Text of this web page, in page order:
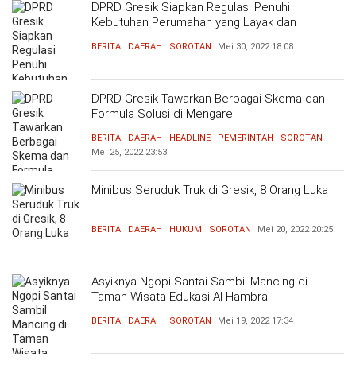
DPRD Gresik Siapkan Regulasi Penuhi
Kebutuhan Perumahan yang Layak dan
BERITA DAERAH SOROTAN Mei 30, 2022 18:08
DPRD Gresik Tawarkan Berbagai Skema dan
Formula Solusi di Mengare
BERITA DAERAH HEADLINE PEMERINTAH
SOROTAN
Mei 25, 2022 23:53
Minibus Seruduk Truk di Gresik, 8 Orang Luka
BERITA DAERAH HUKUM SOROTAN Mei 20, 2022 20:25
Asyiknya Ngopi Santai Sambil Mancing di
Taman Wisata Edukasi Al-Hambra
BERITA DAERAH SOROTAN Mei 19, 2022 17:34